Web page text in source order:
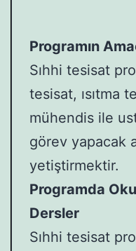
Programın
Sıhhi tesisat
tesisat, ısıtma
mühendis ile
görev yapacak
yetiştirmektir.
Programda
Dersler
Sıhhi tesisat